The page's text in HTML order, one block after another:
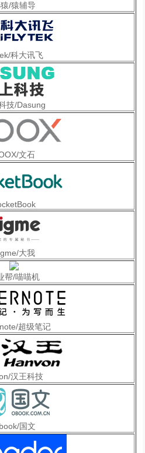
/猿辅导
科大讯飞
技/Dasung
文石
大我
帮/喵喵机
超级笔记
汉王科技
国文